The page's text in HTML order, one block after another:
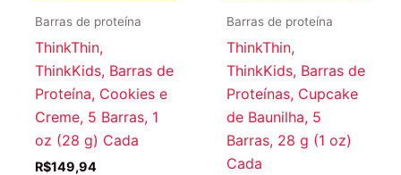
Barras de proteína
ThinkThin,
ThinkKids, Barras de
Proteína, Cookies e
Creme, 5 Barras, 1
oz (28 g) Cada
R$149,94
Barras de proteína
ThinkThin,
ThinkKids, Barras de
Proteínas, Cupcake
de Baunilha, 5
Barras, 28 g (1 oz)
Cada